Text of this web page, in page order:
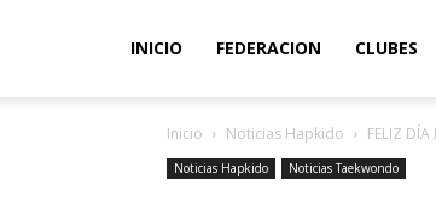
INICIO FEDERACION CLUBES
Inicio Noticias Hapkido FELIZ
Noticias Hapkido Noticias Taekwondo